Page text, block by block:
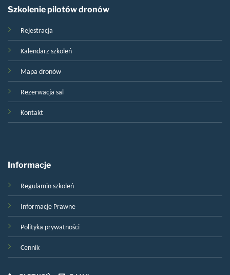
Szkolenie pilotów dronów
Rejestracja
Kalendarz szkoleń
Mapa dronów
Rezerwacja sal
Kontakt
Informacje
Regulamin szkoleń
Informacje Prawne
Polityka prywatności
Cennik